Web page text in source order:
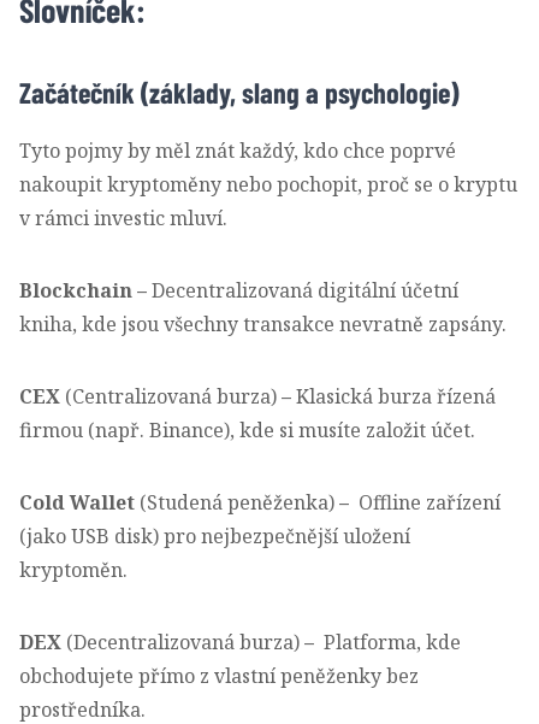
Slovníček:
Začátečník (základy, slang a psychologie)
Tyto pojmy by měl znát každý, kdo chce poprvé
nakoupit kryptoměny nebo pochopit, proč se o kryptu
v rámci investic mluví.
Blockchain–Decentralizovaná digitální účetní
kniha, kde jsou všechny transakce nevratně zapsány.
CEX (Centralizovaná burza)–Klasická burza řízená
firmou (např. Binance), kde si musíte založit účet.
Cold Wallet (Studená peněženka)– Offline zařízení
(jako USB disk) pro nejbezpečnější uložení
kryptoměn.
DEX (Decentralizovaná burza)– Platforma, kde
obchodujete přímo z vlastní peněženky bez
prostředníka.